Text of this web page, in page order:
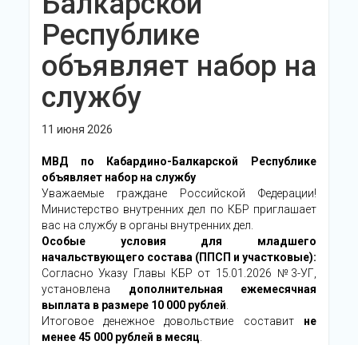
Республике
объявляет набор на
службу
11 июня 2026
МВД по Кабардино-Балкарской Республике
объявляет набор на службу
Уважаемые граждане Российской Федерации!
Министерство внутренних дел по КБР приглашает
вас на службу в органы внутренних дел.
Особые условия для младшего
начальствующего состава (ППСП и участковые):
Согласно Указу Главы КБР от 15.01.2026 №3-УГ,
установлена дополнительная ежемесячная
выплата в размере 10 000 рублей
Итоговое денежное довольствие составит не
менее 45 000 рублей в месяц